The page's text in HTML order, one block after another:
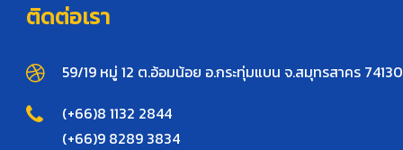
ติดต่อเรา
59/19 หมู่ 12 ต.อ้อมน้อย อ.กระทุ่มแบน จ.สมุทรสาคร 74130
(+66)8 1132 2844
(+66)9 8289 3834